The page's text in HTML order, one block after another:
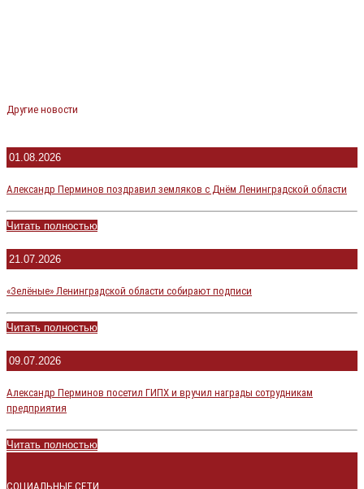
Другие новости
01.08.2026
Александр Перминов поздравил земляков с Днём Ленинградской области
Читать полностью
21.07.2026
«Зелёные» Ленинградской области собирают подписи
Читать полностью
09.07.2026
Александр Перминов посетил ГИПХ и вручил награды сотрудникам
предприятия
Читать полностью
СОЦИАЛЬНЫЕ СЕТИ